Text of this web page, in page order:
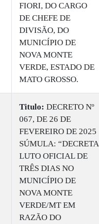
FIORI, DO CARGO
DE CHEFE DE
DIVISÃO, DO
MUNICÍPIO DE
NOVA MONTE
VERDE, ESTADO DE
MATO GROSSO.
Titulo: DECRETO Nº
067, DE 26 DE
FEVEREIRO DE 2025
SÚMULA: “DECRETA
LUTO OFICIAL DE
TRÊS DIAS NO
MUNICÍPIO DE
NOVA MONTE
VERDE/MT EM
RAZÃO DO